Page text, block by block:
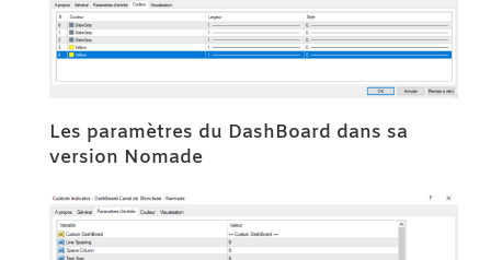
Les paramètres du DashBoard dans sa
version Nomade